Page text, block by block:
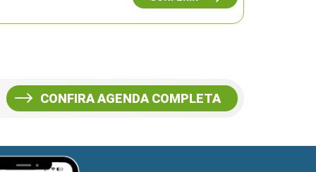
CONFIRA AGENDA COMPLETA